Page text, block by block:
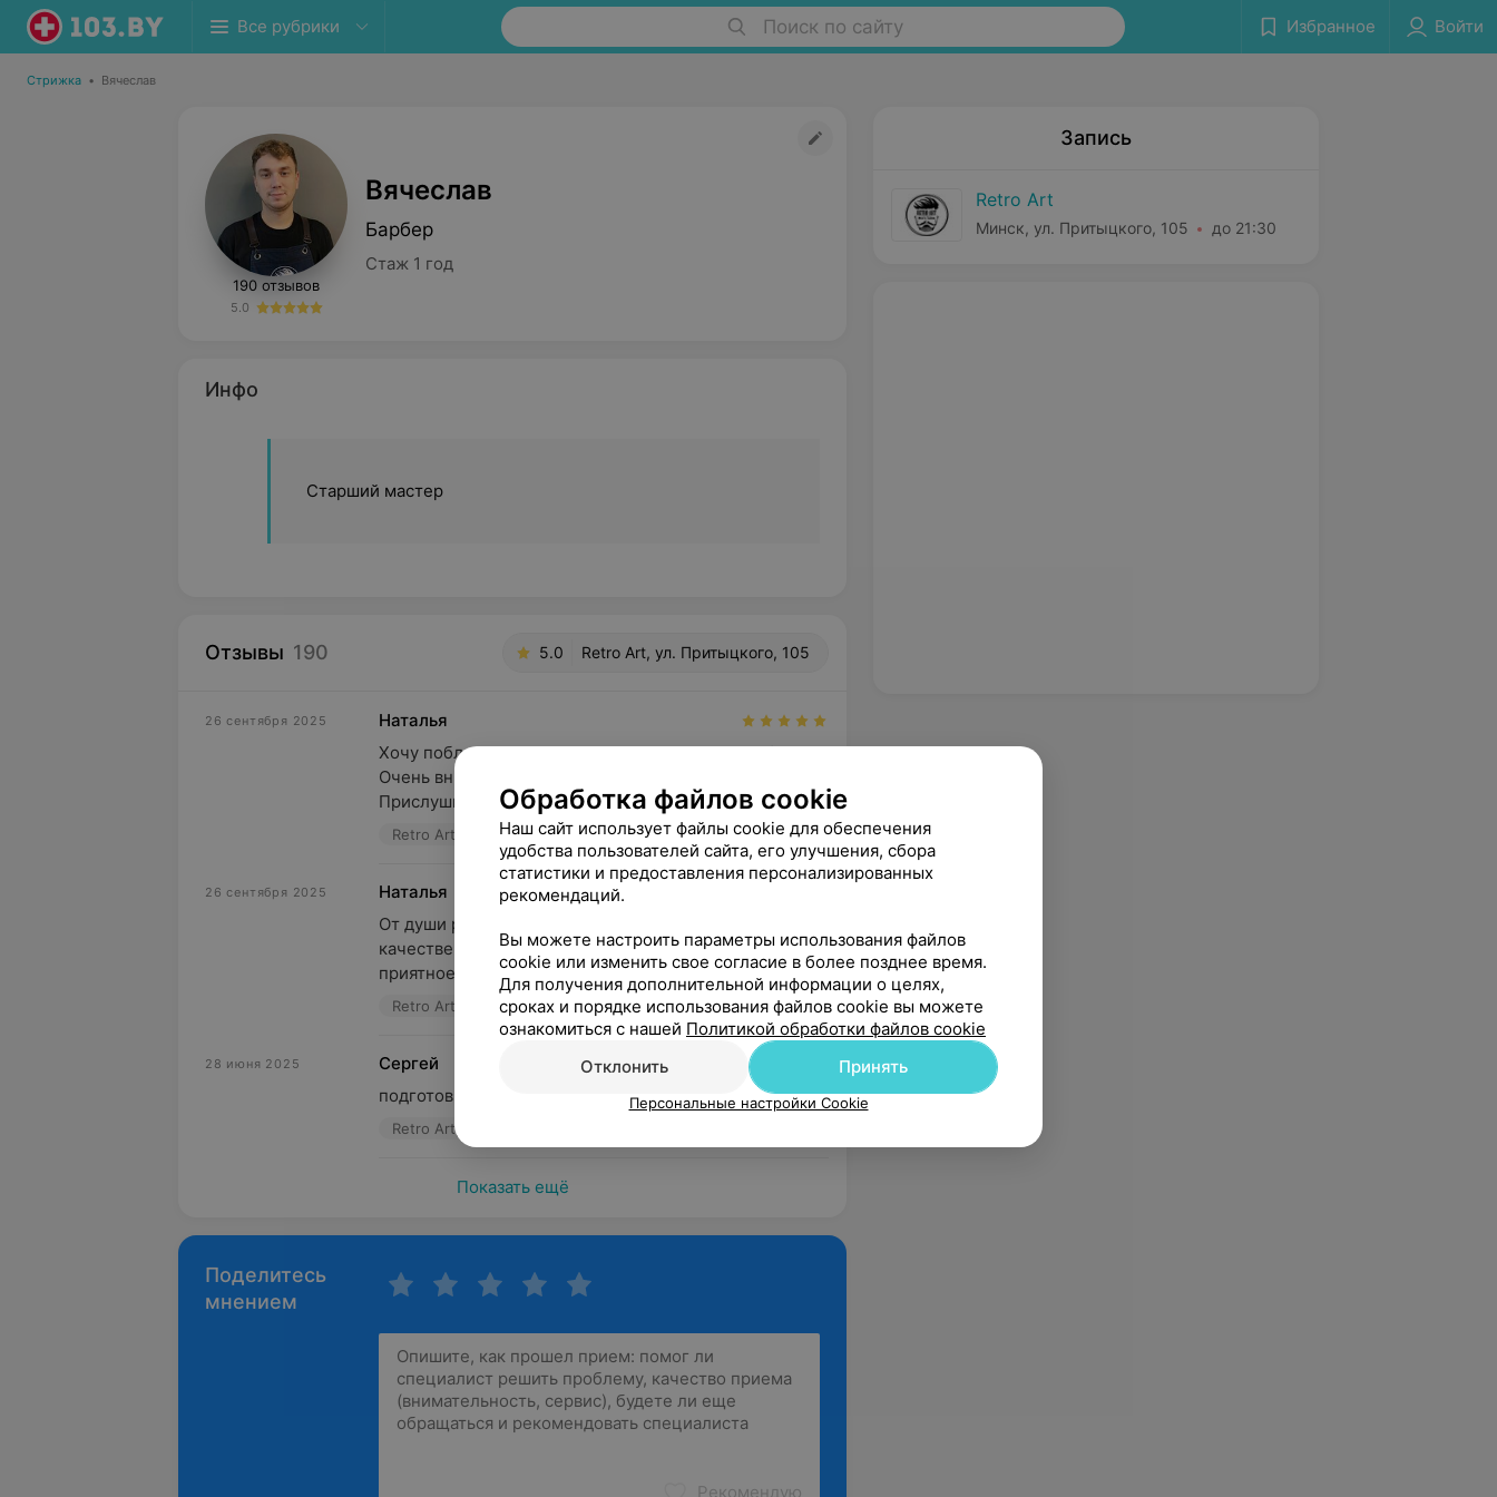
Все рубрики Поиск по сайту Избранное Войти
Стрижка • Вячеслав
190 отзывов
5.0
Вячеслав
Барбер
Стаж 1 год
Инфо
Старший мастер
Отзывы 190 5.0 Retro Art, ул. Притыцкого, 105
26 сентября 2025
Наталья
Хочу поблагодарить Вячеслава за отличную работу!
Очень внимательный и профессиональный мастер.
Прислушивается к пожелани...
Retro Art, ул. Притыцкого, 105 Источник Yclients
26 сентября 2025
Наталья
От души рекомендую Вячеслава всем, кто ценит
качественную работу, индивидуальный подход и
приятное общение!
Retro Art, ул. Притыцкого, 105 Источник Yclients
28 июня 2025
Сергей
подготовил меня к свадьбе,всё шикарно,спасибо!!!
Retro Art, ул. Притыцкого, 105
Показать ещё
Поделитесь
мнением
Рекомендую
Запись
Retro Art
Минск, ул. Притыцкого, 105 до 21:30
Обработка файлов cookie
Наш сайт использует файлы cookie для обеспечения
удобства пользователей сайта, его улучшения, сбора
статистики и предоставления персонализированных
рекомендаций.
Вы можете настроить параметры использования файлов
cookie или изменить свое согласие в более позднее время.
Для получения дополнительной информации о целях,
сроках и порядке использования файлов cookie вы можете
ознакомиться с нашей Политикой обработки файлов cookie
Отклонить
Принять
Персональные настройки Cookie